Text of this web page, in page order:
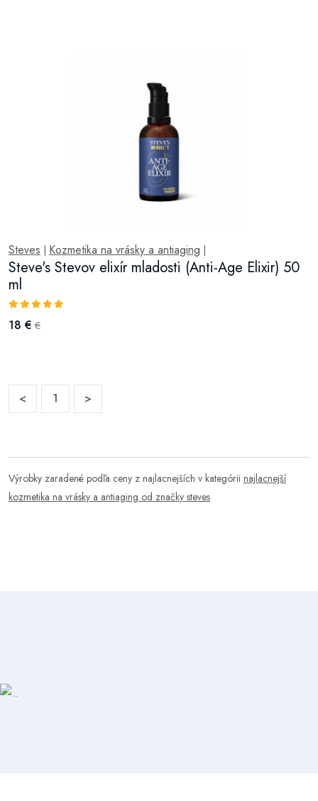
Steves Kozmetika na vrásky a antiaging
Steve's Stevov elixír mladosti (Anti-Age Elixir) 50
ml
18 € €
< 1 >
Výrobky zaradené podľa ceny z najlacnejších v kategórii najlacnejší
kozmetika na vrásky a antiaging od značky steves